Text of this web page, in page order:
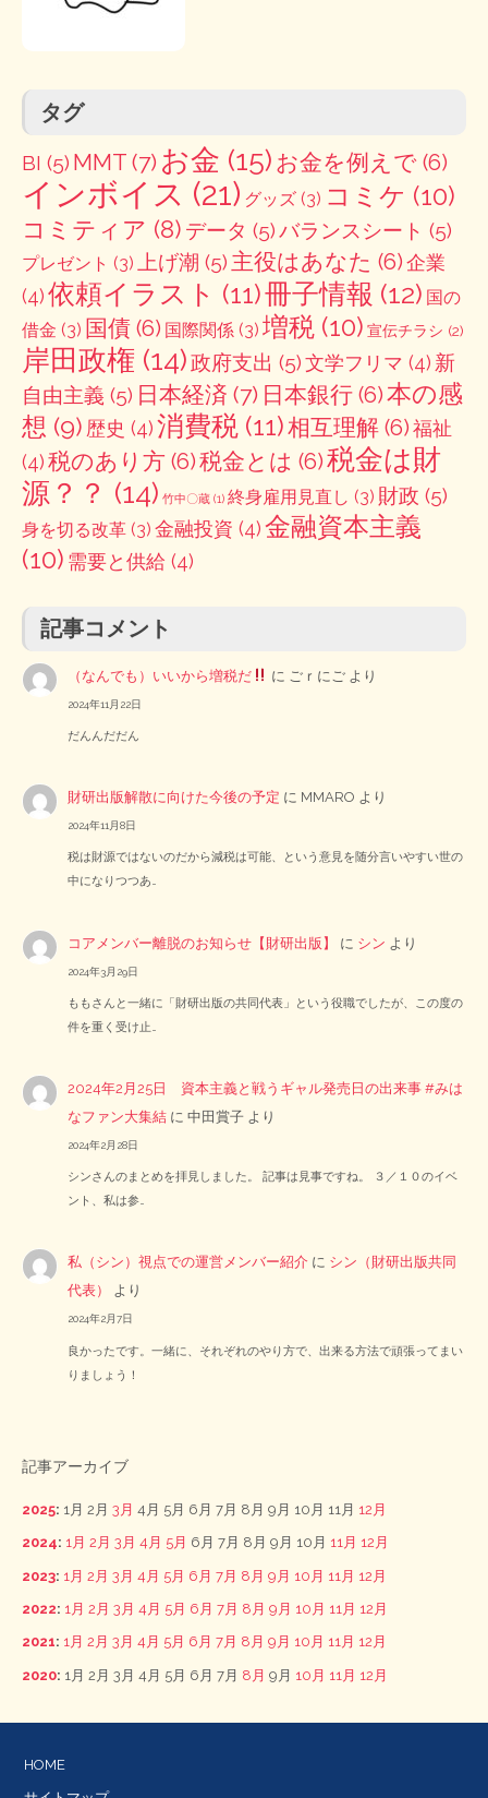
タグ
BI (5) MMT (7) お金 (15) お金を例えで (6)
インボイス (21) グッズ (3) コミケ (10)
コミティア (8) データ (5)バランスシート (5)
プレゼント (3) 上げ潮 (5) 主役はあなた (6)企業
(4)依頼イラスト (11)冊子情報 (12) 国の
借金 (3) 国債 (6) 国際関係 (3) 増税 (10) 宣伝チラシ (2)
岸田政権 (14)政府支出 (5)文学フリマ (4) 新
自由主義 (5) 日本経済 (7) 日本銀行 (6)本の感
想 (9) 歴史 (4)消費税 (11)相互理解 (6)福祉
(4)税のあり方 (6)税金とは (6)税金は財
源？？ (14) 竹中〇蔵 (1) 終身雇用見直し (3) 財政 (5)
身を切る改革 (3) 金融投資 (4)金融資本主義
(10) 需要と供給 (4)
記事コメント
（なんでも）いいから増税だ に ごｒにご より
2024年11月22日
だんんだだん
財研出版解散に向けた今後の予定 に MMARO より
2024年11月8日
税は財源ではないのだから減税は可能、という意見を随分言いやすい世の
中になりつつあ…
コアメンバー離脱のお知らせ【財研出版】 に シン より
2024年3月29日
ももさんと一緒に「財研出版の共同代表」という役職でしたが、この度の
件を重く受け止…
2024年2月25日 資本主義と戦うギャル発売日の出来事 #みは
なファン大集結 に中田賞子 より
2024年2月28日
シンさんのまとめを拝見しました。 記事は見事ですね。 ３／１０のイベ
ント、私は参…
私（シン）視点での運営メンバー紹介 に シン（財研出版共同
代表）
より
2024年2月7日
良かったです。一緒に、それぞれのやり方で、出来る方法で頑張ってまい
りましょう！
記事アーカイブ
2025: 1月 2月 3月 4月 5月 6月 7月 8月 9月 10月 11月 12月
2024: 1月 2月 3月 4月 5月 6月 7月 8月 9月 10月 11月 12月
2023: 1月 2月 3月 4月 5月 6月 7月 8月 9月 10月 11月 12月
2022: 1月 2月 3月 4月 5月 6月 7月 8月 9月 10月 11月 12月
2021: 1月 2月 3月 4月 5月 6月 7月 8月 9月 10月 11月 12月
2020: 1月 2月 3月 4月 5月 6月 7月 8月 9月 10月 11月 12月
HOME